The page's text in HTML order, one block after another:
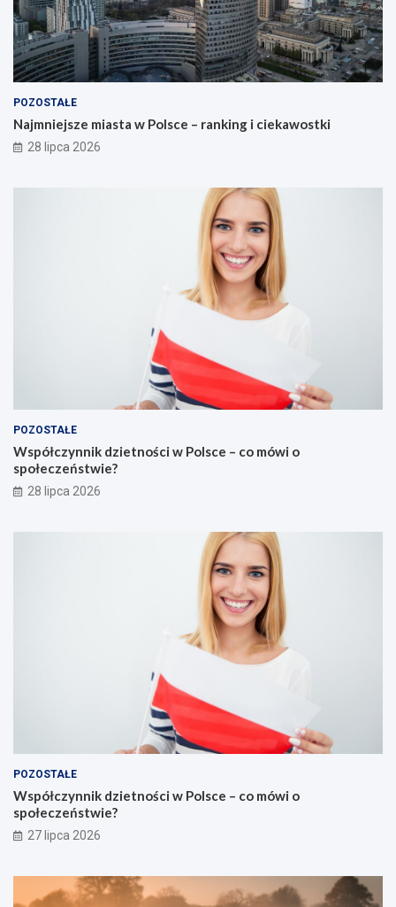
POZOSTAŁE
Najmniejsze miasta w Polsce – ranking i ciekawostki
28 lipca 2026
POZOSTAŁE
Współczynnik dzietności w Polsce – co mówi o
społeczeństwie?
28 lipca 2026
POZOSTAŁE
Współczynnik dzietności w Polsce – co mówi o
społeczeństwie?
27 lipca 2026